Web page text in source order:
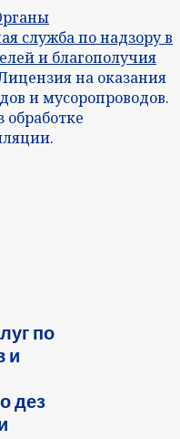
служба по надзору в
и благополучия
на оказания
и мусоропроводов.
по
и
дез